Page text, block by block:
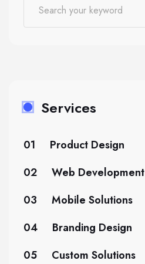
Services
01
Product Design
02
Web Development
03
Mobile Solutions
04
Branding Design
05
Custom Solutions